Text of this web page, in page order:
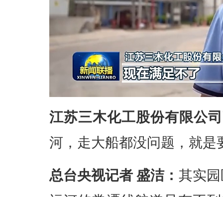
江苏三木化工股份有限公
河，走大船都没问题，就
总台央视记者 盛洁： 其实